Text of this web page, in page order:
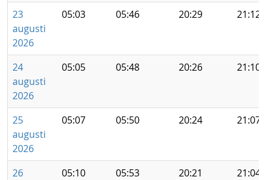
23
augusti
2026
05:03 05:46 20:29 21:12
24
augusti
2026
05:05 05:48 20:26 21:10
25
augusti
2026
05:07 05:50 20:24 21:07
26
05:10 05:53 20:21 21:04